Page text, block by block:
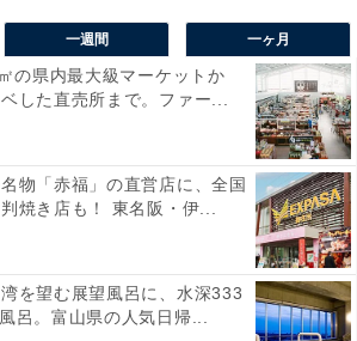
一週間 一ヶ月
の県内最大級マーケットか
した直売所まで。ファー...
名物「赤福」の直営店に、全国
焼き店も！ 東名阪・伊...
を望む展望風呂に、水深333
呂。富山県の人気日帰...